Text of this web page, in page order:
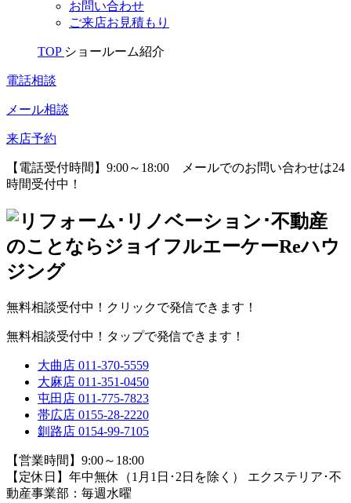
お問い合わせ
ご来店お見積もり
TOP ショールーム紹介
電話相談
メール相談
来店予約
【電話受付時間】9:00～18:00
メールでのお問い合わせは24
時間受付中！
無料相談受付中！クリックで発信できます！
無料相談受付中！タップで発信できます！
大曲店 011-370-5559
大麻店 011-351-0450
屯田店 011-775-7823
帯広店 0155-28-2220
釧路店 0154-99-7105
【営業時間】9:00～18:00
【定休日】年中無休（1月1日･2日を除く） エクステリア･不
動産事業部：毎週水曜